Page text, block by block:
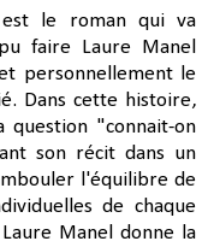
le roman qui va
faire Laure Manel
personnellement le
Dans cette histoire,
"connait-on
son récit dans un
l'équilibre de
de chaque
Manel donne la